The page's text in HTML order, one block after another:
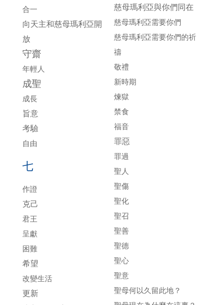
合一
向天主和慈母瑪利亞開
放
守齋
年輕人
成聖
成長
旨意
考驗
自由
七
作證
克己
君王
呈獻
困難
希望
改變生活
更新
慈母瑪利亞與你們同在
慈母瑪利亞需要你們
慈母瑪利亞需要你們的祈
禱
敬禮
新時期
煉獄
禁食
福音
罪惡
罪過
聖人
聖傷
聖化
聖召
聖善
聖德
聖心
聖意
聖母何以久留此地？